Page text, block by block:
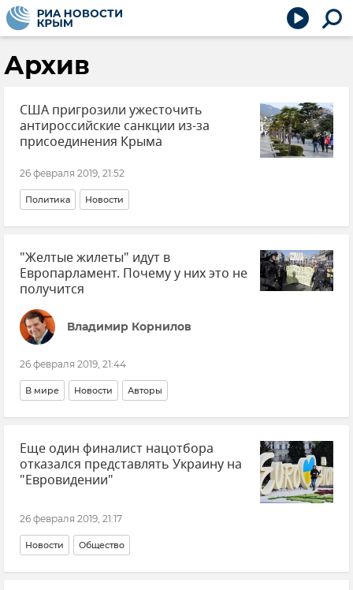
Архив
США пригрозили ужесточить
антироссийские санкции из-за
присоединения Крыма
26 февраля 2019, 21:52
Политика Новости
"Желтые жилеты" идут в
Европарламент. Почему у них это не
получится
Владимир Корнилов
26 февраля 2019, 21:44
В мире Новости Авторы
Еще один финалист нацотбора
отказался представлять Украину на
"Евровидении"
26 февраля 2019, 21:17
Новости Общество